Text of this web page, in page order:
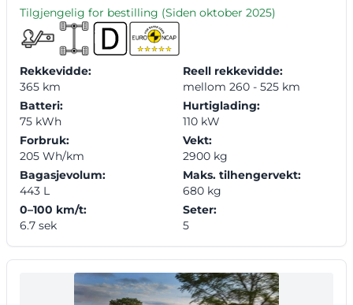
Tilgjengelig for bestilling (Siden oktober 2025)
Rekkevidde:
365 km
Reell rekkevidde:
mellom 260 - 525 km
Batteri:
75 kWh
Hurtiglading:
110 kW
Forbruk:
205 Wh/km
Vekt:
2900 kg
Bagasjevolum:
443 L
Maks. tilhengervekt:
680 kg
0–100 km/t:
6.7 sek
Seter:
5